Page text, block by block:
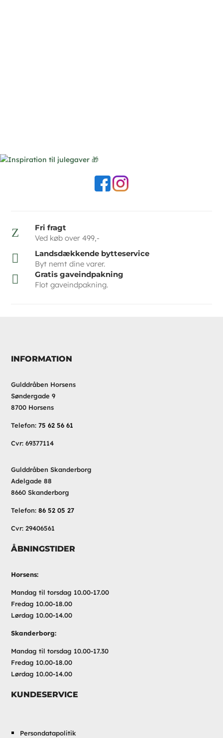
Z
Fri fragt
Ved køb over 499,-

Landsdækkende bytteservice
Byt nemt dine varer.

Gratis gaveindpakning
Flot gaveindpakning.
INFORMATION
Gulddråben Horsens
Søndergade 9
8700 Horsens
Telefon:75 62 56 61
Cvr: 69377114
Gulddråben Skanderborg
Adelgade 88
8660 Skanderborg
Telefon:86 52 05 27
Cvr: 29406561
ÅBNINGSTIDER
Horsens:
Mandag til torsdag 10.00-17.00
Fredag 10.00-18.00
Lørdag 10.00-14.00
Skanderborg:
Mandag til torsdag 10.00-17.30
Fredag 10.00-18.00
Lørdag 10.00-14.00
KUNDESERVICE
Persondatapolitik